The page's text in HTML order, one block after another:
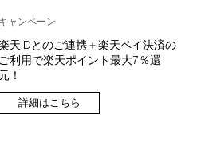
キャンペーン
天IDとのご連携＋楽天ペイ決済の
ご利用で楽天ポイント最大7％還
元！
詳細はこちら